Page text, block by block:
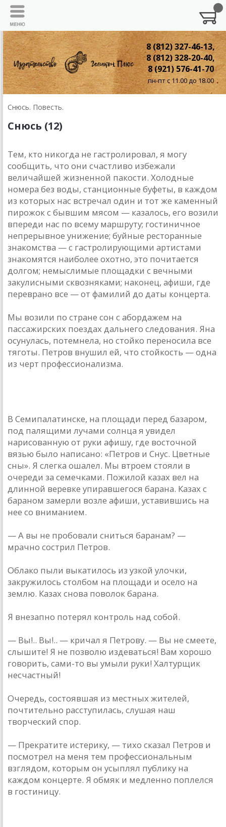
8 (812) 327-46-13,
8 (812) 328-20-40,
8 (921) 576-41-70
пн-пт с 11.00 до 18.00
Снюсь. Повесть.
Снюсь (12)
Тем, кто никогда не гастролировал, я могу
сообщить, что они счастливо избежали
величайшей жизненной пакости. Холодные
номера без воды, станционные буфеты, в каждом
из которых нас встречал один и тот же каменный
пирожок с бывшим мясом — казалось, его возили
впереди нас по всему маршруту; гостиничное
непрерывное унижение; буйные ресторанные
знакомства — с гастролирующими артистами
знакомятся наиболее охотно, это почитается
долгом; немыслимые площадки с вечными
закулисными сквозняками; наконец, афиши, где
переврано все — от фамилий до даты концерта.
Мы возили по стране сон с абордажем на
пассажирских поездах дальнего следования. Яна
осунулась, потемнела, но стойко переносила все
тяготы. Петров внушил ей, что стойкость — одна
из черт профессионализма.
В Семипалатинске, на площади перед базаром,
под палящими лучами солнца я увидел
нарисованную от руки афишу, где восточной
вязью было написано: «Петров и Снус. Цветные
сны». Я слегка ошалел. Мы втроем стояли в
очереди за семечками. Пожилой казах вел на
длинной веревке упиравшегося барана. Казах с
бараном замерли возле афиши, уставившись на
нее со вниманием.
— А вы не пробовали сниться баранам? —
мрачно сострил Петров.
Облако пыли выкатилось из узкой улочки,
закружилось столбом на площади и осело на
землю. Казах снова поволок барана.
Я внезапно потерял контроль над собой.
— Вы!.. Вы!.. — кричал я Петрову. — Вы не смеете,
слышите! Я не позволю издеваться! Вам хорошо
говорить, сами-то вы умыли руки! Халтурщик
несчастный!
Очередь, состоявшая из местных жителей,
почтительно расступилась, слушая наш
творческий спор.
— Прекратите истерику, — тихо сказал Петров и
посмотрел на меня тем профессиональным
взглядом, которым он усыплял публику на
каждом концерте. Я обмяк и медленно поплелся
в гостиницу.